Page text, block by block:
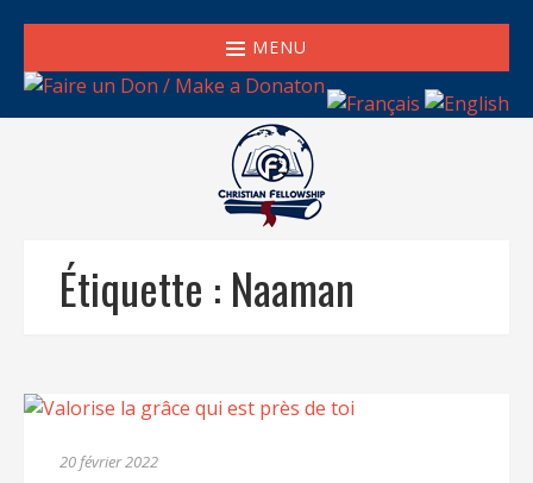
MENU
Étiquette : Naaman
20 février 2022